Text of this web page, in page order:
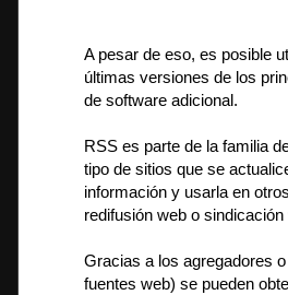
A pesar de eso, es posible
últimas versiones de los
de software adicional.
RSS es parte de la familia
tipo de sitios que se
información y usarla en
redifusión web o
Gracias a los agregadores
fuentes web) se pueden